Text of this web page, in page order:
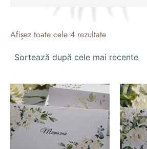
Afișez toate cele 4 rezultatedupă
recente